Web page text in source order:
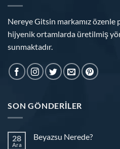
Nereye Gitsin markamız özenle
hijyenik ortamlarda üretilmiş
sunmaktadır.
SON GÖNDERILER
28
Ara
Beyazsu Nerede?